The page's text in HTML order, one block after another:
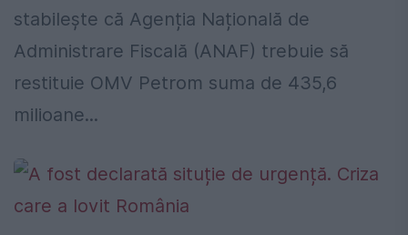
stabilește că Agenția Națională de
Administrare Fiscală (ANAF) trebuie să
restituie OMV Petrom suma de 435,6
milioane...